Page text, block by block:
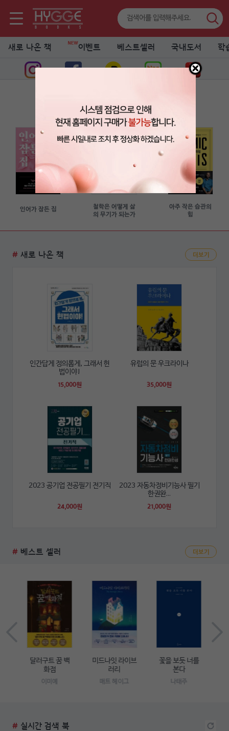
새로 나온 책 이벤트 베스트셀러 국내도서 학
이슈, 트렌드를 읽다
인어가 잠든 집
철학은 어떻게 삶
의 무기가 되는가
아주 작은 습관의
힘
# 새로 나온 책 더보기
인간답게 정의롭게, 그래서 헌
법이야!
15,000원
유럽의 문 우크라이나
35,000원
2023 공기업 전공필기 전기직
24,000원
2023 자동차정비기능사 필기
한권완...
21,000원
# 베스트 셀러 더보기
달러구트 꿈 백
화점
이미예
미드나잇 라이브
러리
매트 헤이그
꽃을 보듯 너를
본다
나태주
# 실시간 검색 북